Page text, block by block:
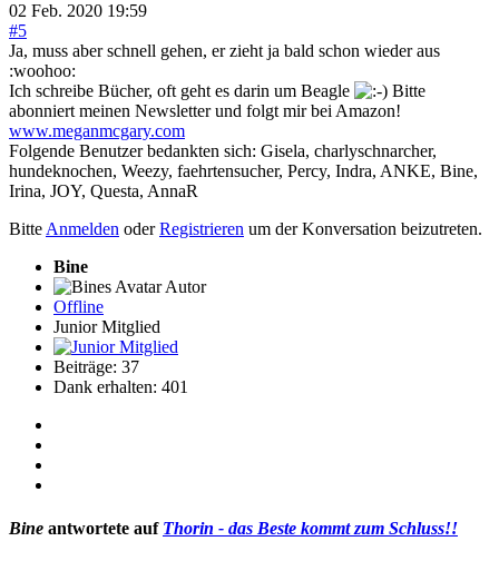
02 Feb. 2020 19:59
#5
Ja, muss aber schnell gehen, er zieht ja bald schon wieder aus
:woohoo:
Ich schreibe Bücher, oft geht es darin um Beagle
Bitte
abonniert meinen Newsletter und folgt mir bei Amazon!
www.meganmcgary.com
Folgende Benutzer bedankten sich: Gisela, charlyschnarcher,
hundeknochen, Weezy, faehrtensucher, Percy, Indra, ANKE, Bine,
Irina, JOY, Questa, AnnaR
Bitte Anmelden oderRegistrieren um der Konversation beizutreten.
Bine
Autor
Offline
Junior Mitglied
Beiträge: 37
Dank erhalten: 401
Bine antwortete auf Thorin - das Beste kommt zum Schluss!!